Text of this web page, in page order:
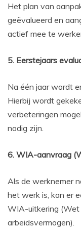
Het plan van
geëvalueerd en
actief mee te
5. Eerstejaars
Na één jaar wordt
Hierbij wordt
verbeteringen
nodig zijn.
6. WIA-aanvraag
Als de werknemer
het werk is, kan er
WIA-uitkering (Wet
arbeidsvermogen).